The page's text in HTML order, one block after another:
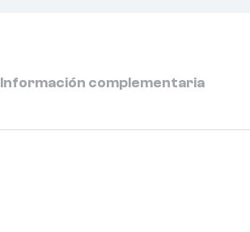
Información complementaria